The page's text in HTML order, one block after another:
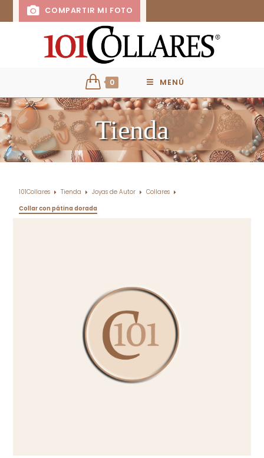
COMPARTIR MI FOTO
0 MENÚ
Tienda
101Collares Tienda Joyas de Autor
Collares
Collar con pátina dorada